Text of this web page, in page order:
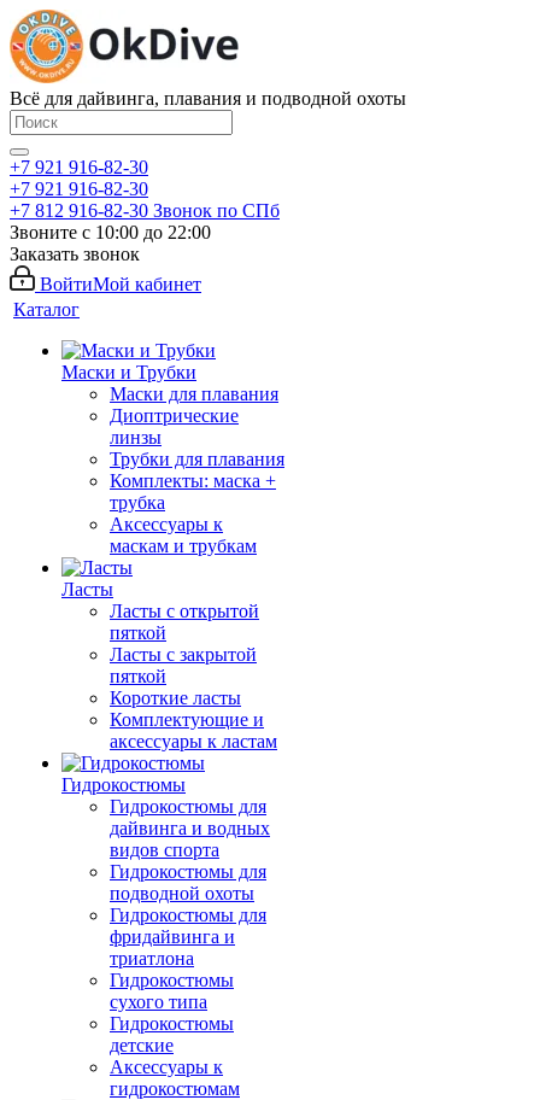
Всё для дайвинга, плавания и подводной охоты
+7 921 916-82-30
+7 921 916-82-30
+7 812 916-82-30 Звонок по СПб
Звоните с 10:00 до 22:00
Заказать звонок
ВойтиМой кабинет
Каталог
Маски и Трубки
Маски для плавания
Диоптрические
линзы
Трубки для плавания
Комплекты: маска +
трубка
Аксессуары к
маскам и трубкам
Ласты
Ласты с открытой
пяткой
Ласты с закрытой
пяткой
Короткие ласты
Комплектующие и
аксессуары к ластам
Гидрокостюмы
Гидрокостюмы для
дайвинга и водных
видов спорта
Гидрокостюмы для
подводной охоты
Гидрокостюмы для
фридайвинга и
триатлона
Гидрокостюмы
сухого типа
Гидрокостюмы
детские
Аксессуары к
гидрокостюмам